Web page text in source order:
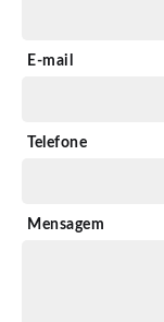
E-mail
Telefone
Mensagem